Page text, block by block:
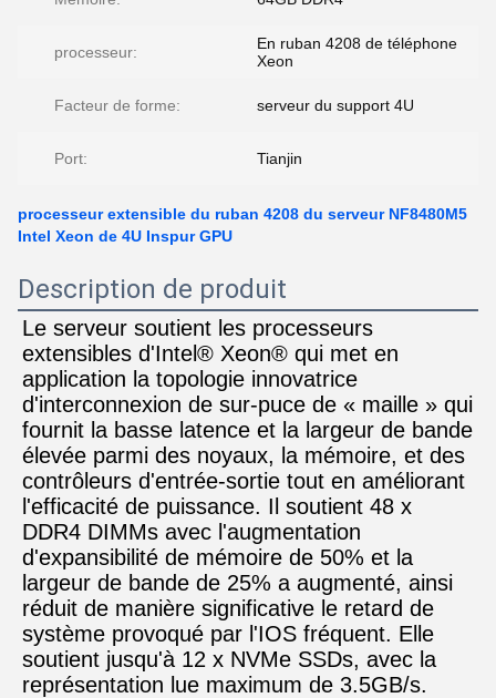
processeur:
En ruban 4208 de téléphone
Xeon
Facteur de forme: serveur du support 4U
Port: Tianjin
processeur extensible du ruban 4208 du serveur NF8480M5
Intel Xeon de 4U Inspur GPU
Description de produit
Le serveur soutient les processeurs
extensibles d'Intel® Xeon® qui met en
application la topologie innovatrice
d'interconnexion de sur-puce de « maille » qui
fournit la basse latence et la largeur de bande
élevée parmi des noyaux, la mémoire, et des
contrôleurs d'entrée-sortie tout en améliorant
l'efficacité de puissance. Il soutient 48 x
DDR4 DIMMs avec l'augmentation
d'expansibilité de mémoire de 50% et la
largeur de bande de 25% a augmenté, ainsi
réduit de manière significative le retard de
système provoqué par l'IOS fréquent. Elle
soutient jusqu'à 12 x NVMe SSDs, avec la
représentation lue maximum de 3.5GB/s.